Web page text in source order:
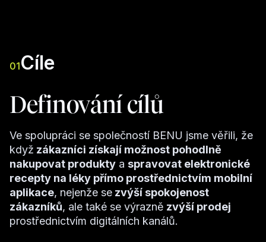
01Cíle
Definování cílů
Ve spolupráci se společností BENU jsme věřili, že
když zákazníci získají možnost pohodlně
nakupovat produkty a spravovat elektronické
recepty na léky přímo prostřednictvím mobilní
aplikace, nejenže se zvýší spokojenost
zákazníků, ale také se výrazně zvýší prodej
prostřednictvím digitálních kanálů.